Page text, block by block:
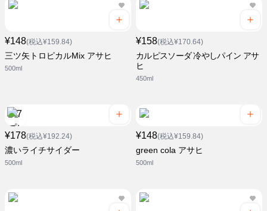
¥148(税込¥159.84)
三ツ矢トロピカルMix アサヒ
500ml
¥158(税込¥170.64)
カルピスソーダ 冷やしパイン アサ
ヒ
450ml
¥178(税込¥192.24)
濃いライチサイダー
500ml
¥148(税込¥159.84)
green cola アサヒ
500ml